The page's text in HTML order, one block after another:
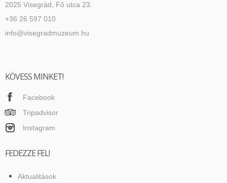
2025 Visegrád, Fő utca 23.
+36 26 597 010
info@visegradmuzeum.hu
KÖVESS MINKET!
Facebook
Tripadvisor
Instagram
FEDEZZE FEL!
Aktualitások